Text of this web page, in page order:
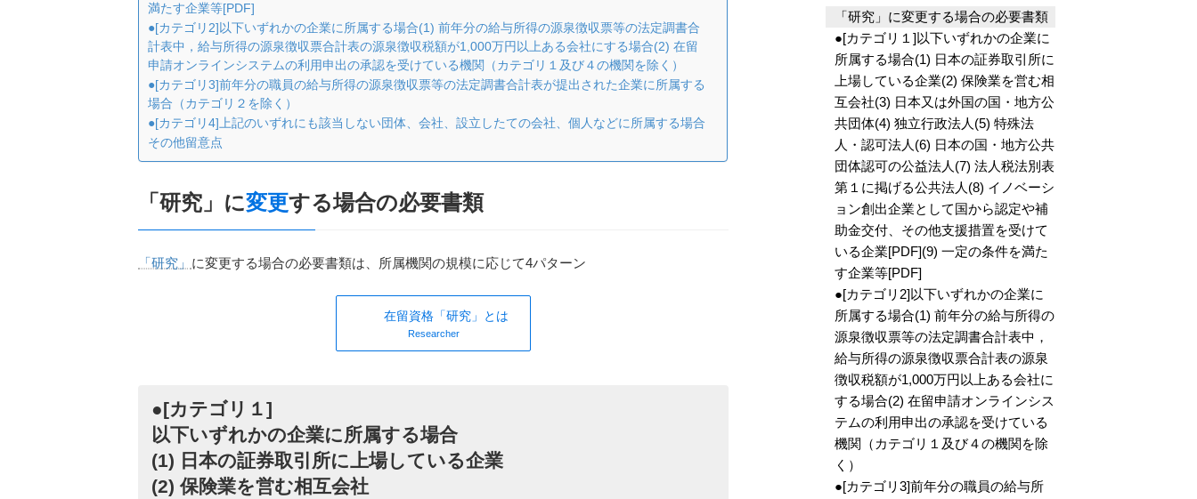
満たす企業等[PDF]
●[カテゴリ2]以下いずれかの企業に所属する場合(1) 前年分の給与所得の源泉徴収票等の法定調書合
計表中，給与所得の源泉徴収票合計表の源泉徴収税額が1,000万円以上ある会社にする場合(2) 在留
申請オンラインシステムの利用申出の承認を受けている機関（カテゴリ１及び４の機関を除く）
●[カテゴリ3]前年分の職員の給与所得の源泉徴収票等の法定調書合計表が提出された企業に所属する
場合（カテゴリ２を除く）
●[カテゴリ4]上記のいずれにも該当しない団体、会社、設立したての会社、個人などに所属する場合
その他留意点
「研究」に変更する場合の必要書類
「研究」 に変更する場合の必要書類は、所属機関の規模に応じて4パターン
在留資格「研究」とは
Researcher
●[カテゴリ１]
以下いずれかの企業に所属する場合
(1) 日本の証券取引所に上場している企業
(2) 保険業を営む相互会社
「研究」に変更する場合の必要書類
●[カテゴリ１]以下いずれかの企業に
所属する場合(1) 日本の証券取引所に
上場している企業(2) 保険業を営む相
互会社(3) 日本又は外国の国・地方公
共団体(4) 独立行政法人(5) 特殊法
人・認可法人(6) 日本の国・地方公共
団体認可の公益法人(7) 法人税法別表
第１に掲げる公共法人(8) イノベーシ
ョン創出企業として国から認定や補
助金交付、その他支援措置を受けて
いる企業[PDF](9) 一定の条件を満た
す企業等[PDF]
●[カテゴリ2]以下いずれかの企業に
所属する場合(1) 前年分の給与所得の
源泉徴収票等の法定調書合計表中，
給与所得の源泉徴収票合計表の源泉
徴収税額が1,000万円以上ある会社に
する場合(2) 在留申請オンラインシス
テムの利用申出の承認を受けている
機関（カテゴリ１及び４の機関を除
く）
●[カテゴリ3]前年分の職員の給与所